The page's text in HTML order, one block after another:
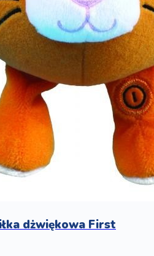
dżwiękowa First